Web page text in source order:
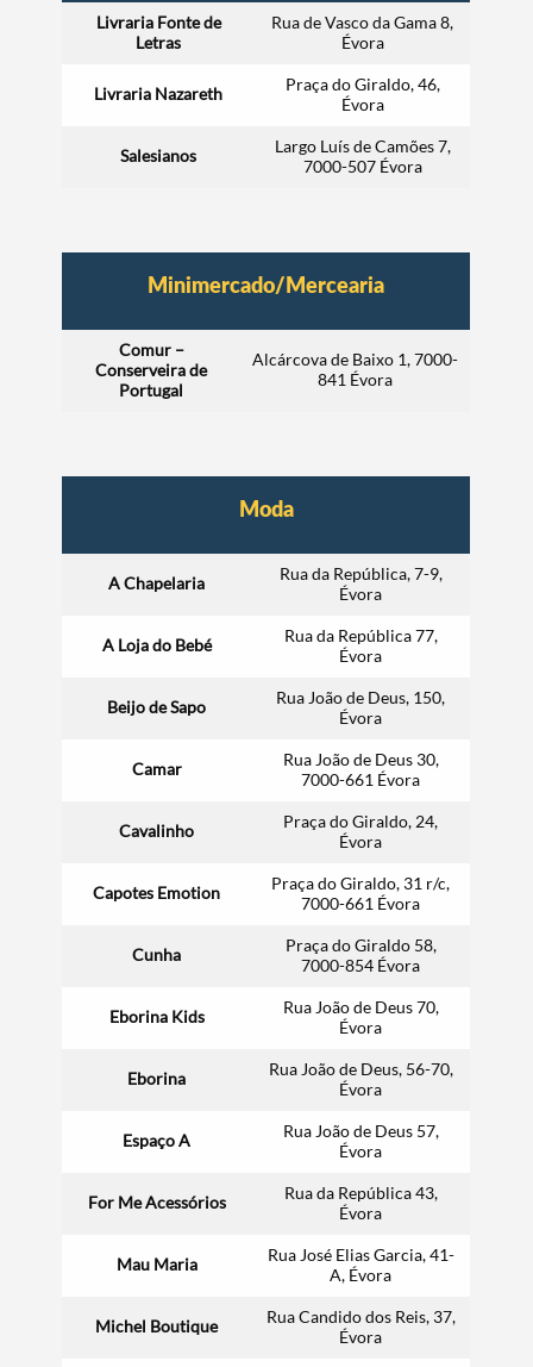
Livraria Fonte de
Letras
Rua de Vasco da Gama 8,
Évora
Livraria Nazareth
Praça do Giraldo, 46,
Évora
Salesianos
Largo Luís de Camões 7,
7000-507 Évora
Minimercado/Mercearia
Comur –
Conserveira de
Portugal
Alcárcova de Baixo 1, 7000-
841 Évora
Moda
A Chapelaria
Rua da República, 7-9,
Évora
A Loja do Bebé
Rua da República 77,
Évora
Beijo de Sapo
Rua João de Deus, 150,
Évora
Camar
Rua João de Deus 30,
7000-661 Évora
Cavalinho
Praça do Giraldo, 24,
Évora
Capotes Emotion
Praça do Giraldo, 31 r/c,
7000-661 Évora
Cunha
Praça do Giraldo 58,
7000-854 Évora
Eborina Kids
Rua João de Deus 70,
Évora
Eborina
Rua João de Deus, 56-70,
Évora
Espaço A
Rua João de Deus 57,
Évora
For Me Acessórios
Rua da República 43,
Évora
Mau Maria
Rua José Elias Garcia, 41-
A, Évora
Michel Boutique
Rua Candido dos Reis, 37,
Évora